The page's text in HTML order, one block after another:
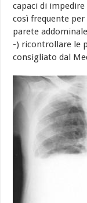
capaci di
così frequente
parete
-) ricontrollare le
consigliato dal